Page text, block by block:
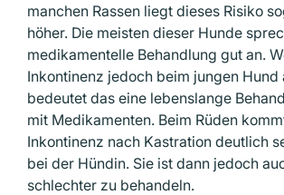
manchen Rassen liegt dieses Risiko
höher. Die meisten dieser Hunde
medikamentelle Behandlung gut an.
Inkontinenz jedoch beim jungen Hund
bedeutet das eine lebenslange
mit Medikamenten. Beim Rüden
Inkontinenz nach Kastration deutlich
bei der Hündin. Sie ist dann jedoch
schlechter zu behandeln.